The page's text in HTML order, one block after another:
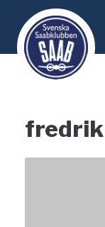
content
fredrik